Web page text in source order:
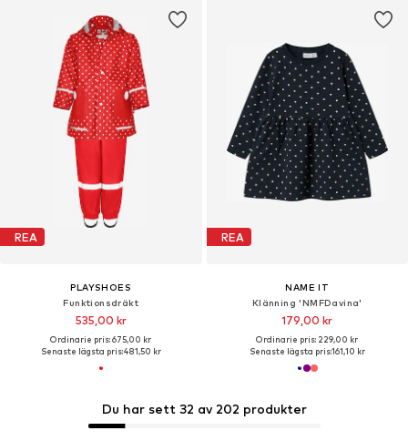
REA
PLAYSHOES
Funktionsdräkt
535,00 kr
Ordinarie pris: 675,00 kr
Senaste lägsta pris:481,50 kr
REA
NAME IT
Klänning 'NMFDavina'
179,00 kr
Ordinarie pris: 229,00 kr
Senaste lägsta pris:161,10 kr
Du har sett 32 av 202 produkter